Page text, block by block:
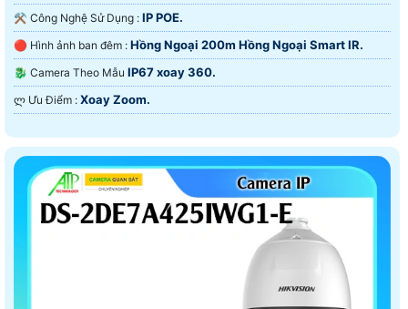
⚒ Công Nghệ Sử Dụng : IP POE.
🔴 Hình ảnh ban đêm : Hồng Ngoại 200m Hồng Ngoại Smart IR.
🐉️ Camera Theo Mẫu IP67 xoay 360.
️ლ Ưu Điểm : Xoay Zoom.